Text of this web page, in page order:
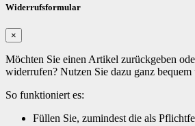
Widerrufsformular
×
Möchten Sie einen Artikel zurückgeben
widerrufen? Nutzen Sie dazu ganz
So funktioniert es:
Füllen Sie, zumindest die als